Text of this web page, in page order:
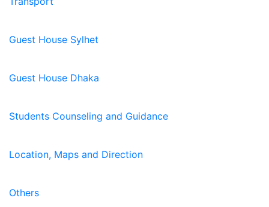
Guest House Sylhet
Guest House Dhaka
Students Counseling and Guidance
Location, Maps and Direction
Others